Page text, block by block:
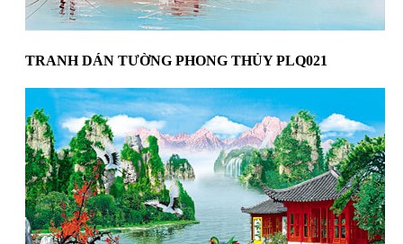
TRANH DÁN TƯỜNG PHONG THỦY PLQ021